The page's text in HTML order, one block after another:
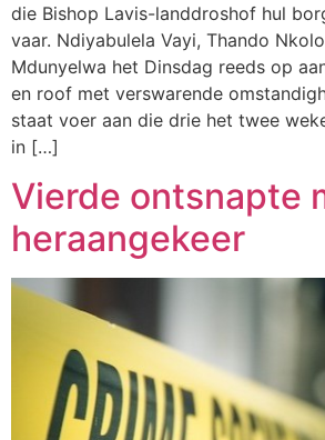
die Bishop Lavis-landdroshof hul
vaar. Ndiyabulela Vayi, Thando
Mdunyelwa het Dinsdag reeds op
en roof met verswarende
staat voer aan die drie het twee
in […]
Vierde ontsnapte
heraangekeer